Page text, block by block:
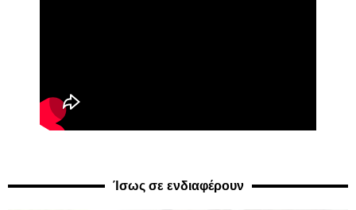
Ίσως σε ενδιαφέρουν